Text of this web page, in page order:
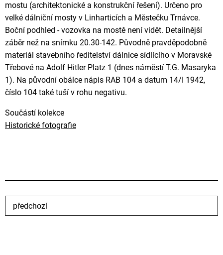
mostu (architektonické a konstrukční řešení). Určeno pro
velké dálniční mosty v Linharticích a Městečku Trnávce.
Boční podhled - vozovka na mostě není vidět. Detailnější
záběr než na snímku 20.30-142. Původně pravděpodobně
materiál stavebního ředitelství dálnice sídlícího v Moravské
Třebové na Adolf Hitler Platz 1 (dnes náměstí T.G. Masaryka
1). Na původní obálce nápis RAB 104 a datum 14/I 1942,
číslo 104 také tuší v rohu negativu.
Součástí kolekce
Historické fotografie
předchozí